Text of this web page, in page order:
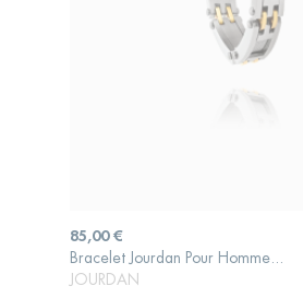
Prix
85,00 €
Bracelet Jourdan Pour Homme...
JOURDAN
AJOUTER AU PANIER